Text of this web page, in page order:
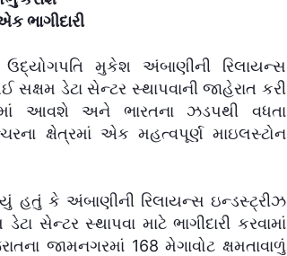
ભાગીદારી
મુકેશ અંબાણીની રિલાયન્સ
ડેટા સેન્ટર સ્થાપવાની જાહેરાત કરી
આવશે અને ભારતના ઝડપથી વધતા
ક્ષેત્રમાં એક મહત્વપૂર્ણ માઇલસ્ટોન
હતું કે અંબાણીની રિલાયન્સ ઇન્ડસ્ટ્રીઝ
સેન્ટર સ્થાપવા માટે ભાગીદારી કરવામાં
જામનગરમાં 168 મેગાવોટ ક્ષમતાવાળું